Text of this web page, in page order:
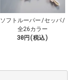
ソフトルーパー/セッパ/
全26カラー
30円(税込)